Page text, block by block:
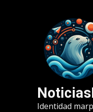
Identidad